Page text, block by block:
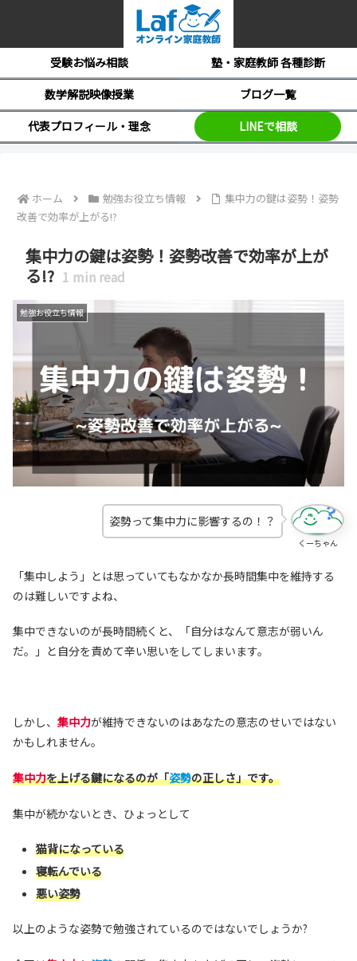
受験お悩み相談
塾・家庭教師 各種診断
数学解説映像授業
ブログ一覧
代表プロフィール・理念
LINEで相談
ホーム 勉強お役立ち情報
集中力の鍵は姿勢！姿勢
改善で効率が上がる!?
集中力の鍵は姿勢！姿勢改善で効率が上が
る!? 1 min read
勉強お役立ち情報
くーちゃん
姿勢って集中力に影響するの！？
「集中しよう」とは思っていてもなかなか長時間集中を維持する
のは難しいですよね、
集中できないのが長時間続くと、「自分はなんて意志が弱いん
だ。」と自分を責めて辛い思いをしてしまいます。
しかし、 集中力が維持できないのはあなたの意志のせいではない
かもしれません。
集中力を上げる鍵になるのが「姿勢の正しさ」です。
集中が続かないとき、ひょっとして
猫背になっている
寝転んでいる
悪い姿勢
以上のような姿勢で勉強されているのではないでしょうか?